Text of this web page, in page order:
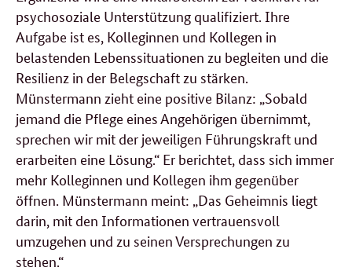
psychosoziale Unterstützung qualifiziert. Ihre
Aufgabe ist es, Kolleginnen und Kollegen in
belastenden Lebenssituationen zu begleiten und die
Resilienz in der Belegschaft zu stärken.
Münstermann zieht eine positive Bilanz: „Sobald
jemand die Pflege eines Angehörigen übernimmt,
sprechen wir mit der jeweiligen Führungskraft und
erarbeiten eine Lösung.“ Er berichtet, dass sich immer
mehr Kolleginnen und Kollegen ihm gegenüber
öffnen. Münstermann meint: „Das Geheimnis liegt
darin, mit den Informationen vertrauensvoll
umzugehen und zu seinen Versprechungen zu
stehen.“